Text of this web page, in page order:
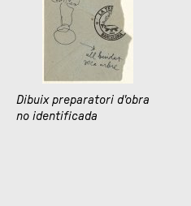
Dibuix preparatori d'obra
no identificada